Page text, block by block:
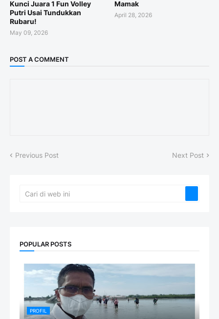
Kunci Juara 1 Fun Volley
Putri Usai Tundukkan
Rubaru!
May 09, 2026
Mamak
April 28, 2026
POST A COMMENT
Previous Post Next Post
POPULAR POSTS
PROFIL